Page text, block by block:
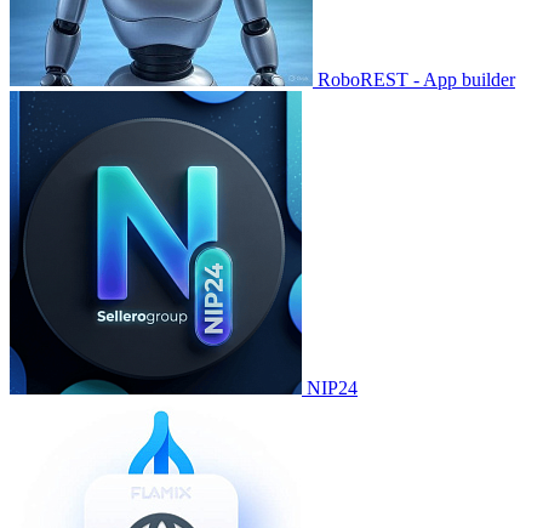
RoboREST - App builder
NIP24